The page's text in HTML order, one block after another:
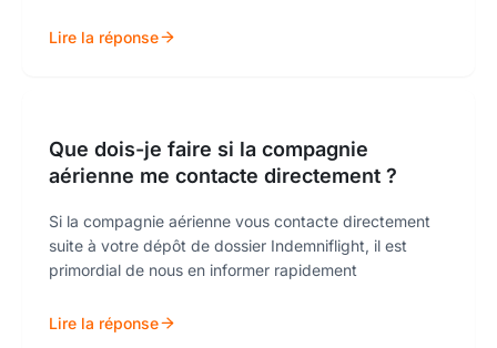
Lire la réponse
Que dois-je faire si la compagnie
aérienne me contacte directement ?
Si la compagnie aérienne vous contacte directement
suite à votre dépôt de dossier Indemniflight, il est
primordial de nous en informer rapidement
Lire la réponse